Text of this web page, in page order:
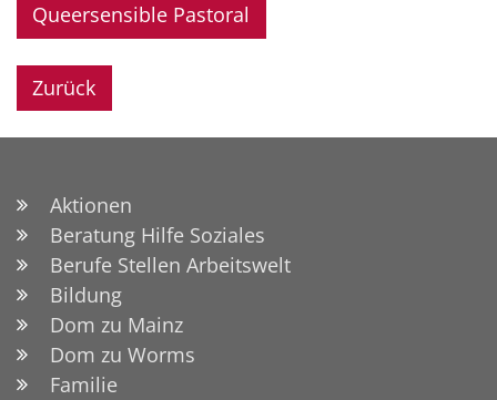
Queersensible Pastoral
Zurück
Aktionen
Beratung Hilfe Soziales
Berufe Stellen Arbeitswelt
Bildung
Dom zu Mainz
Dom zu Worms
Familie